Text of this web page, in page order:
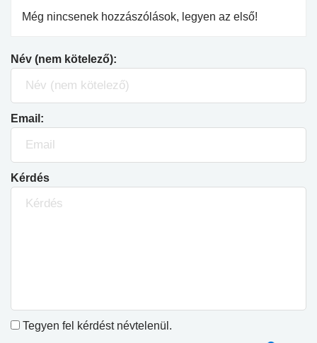
Még nincsenek hozzászólások, legyen az első!
Név (nem kötelező):
Email:
Kérdés
Tegyen fel kérdést névtelenül.